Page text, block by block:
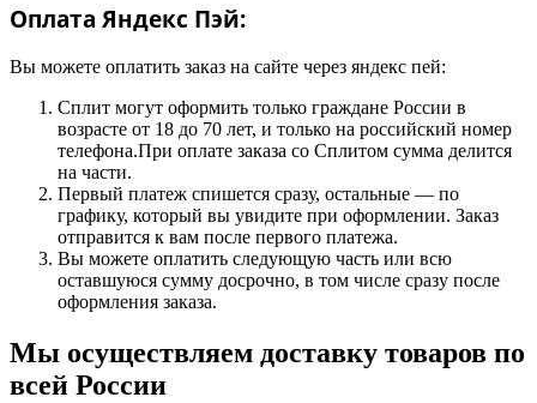
Оплата Яндекс Пэй:
Вы можете оплатить заказ на сайте через яндекс пей:
Сплит могут оформить только граждане России в
возрасте от 18 до 70 лет, и только на российский номер
телефона.При оплате заказа со Сплитом сумма делится
на части.
Первый платеж спишется сразу, остальные — по
графику, который вы увидите при оформлении. Заказ
отправится к вам после первого платежа.
Вы можете оплатить следующую часть или всю
оставшуюся сумму досрочно, в том числе сразу после
оформления заказа.
Мы осуществляем доставку товаров по
всей России